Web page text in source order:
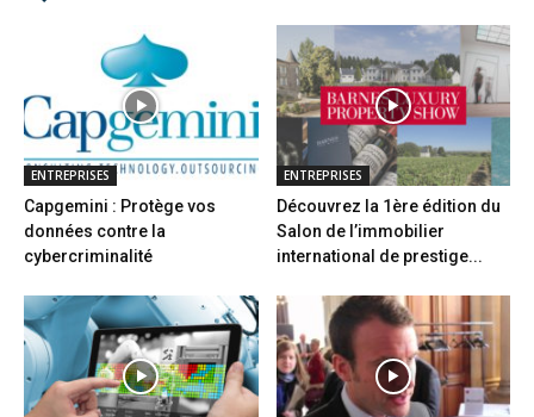
ENTREPRISES
Capgemini : Protège vos
données contre la
cybercriminalité
ENTREPRISES
Découvrez la 1ère édition du
Salon de l’immobilier
international de prestige...